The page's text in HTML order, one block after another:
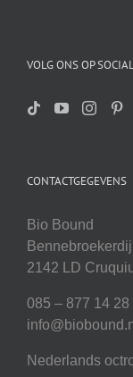
VOLG ONS OP
CONTACTGEGEVENS
Bio Bound
2142 LD
085 – 877 14 28
Nederlands